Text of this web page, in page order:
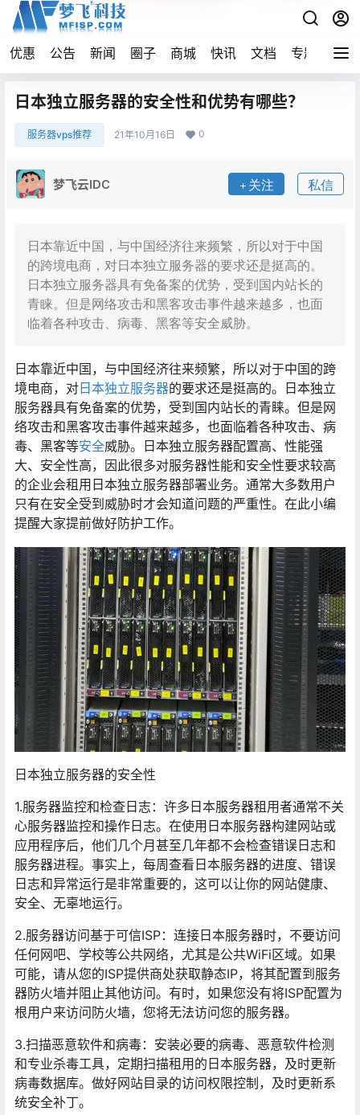
优惠 公告 新闻 圈子 商城 快讯 文档 专题 导航
日本独立服务器的安全性和优势有哪些？
服务器vps推荐 21年10月16日 0
梦飞云IDC 关注 私信
日本靠近中国，与中国经济往来频繁，所以对于中国
的跨境电商，对日本独立服务器的要求还是挺高的。
日本独立服务器具有免备案的优势，受到国内站长的
青睐。但是网络攻击和黑客攻击事件越来越多，也面
临着各种攻击、病毒、黑客等安全威胁。
日本靠近中国，与中国经济往来频繁，所以对于中国的跨
境电商，对 日本独立服务器的要求还是挺高的。日本独立
服务器具有免备案的优势，受到国内站长的青睐。但是网
络攻击和黑客攻击事件越来越多，也面临着各种攻击、病
毒、黑客等安全威胁。日本独立服务器配置高、性能强
大、安全性高，因此很多对服务器性能和安全性要求较高
的企业会租用日本独立服务器部署业务。通常大多数用户
只有在安全受到威胁时才会知道问题的严重性。在此小编
提醒大家提前做好防护工作。
日本独立服务器的安全性
1.服务器监控和检查日志：许多日本服务器租用者通常不关
心服务器监控和操作日志。在使用日本服务器构建网站或
应用程序后，他们几个月甚至几年都不会检查错误日志和
服务器进程。事实上，每周查看日本服务器的进度、错误
日志和异常运行是非常重要的，这可以让你的网站健康、
安全、无辜地运行。
2.服务器访问基于可信ISP：连接日本服务器时，不要访问
任何网吧、学校等公共网络，尤其是公共WiFi区域。如果
可能，请从您的ISP提供商处获取静态IP，将其配置到服务
器防火墙并阻止其他访问。有时，如果您没有将ISP配置为
根用户来访问防火墙，您将无法访问您的服务器。
3.扫描恶意软件和病毒：安装必要的病毒、恶意软件检测
和专业杀毒工具，定期扫描租用的日本服务器，及时更新
病毒数据库。做好网站目录的访问权限控制，及时更新系
统安全补丁。